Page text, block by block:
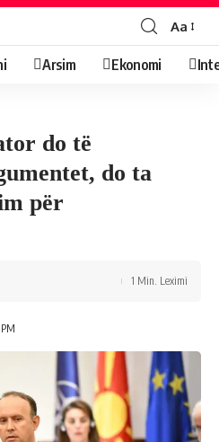
Aa
Arsim Ekonomi
do të
do ta
për
1 Min. Leximi